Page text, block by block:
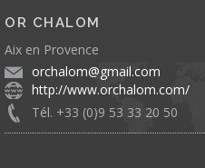
OR CHALOM
Aix en Provence
orchalom@gmail.com
http://www.orchalom.com/
Tél. +33 (0)9 53 33 20 50